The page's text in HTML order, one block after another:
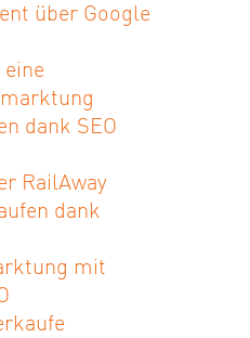
über Google
dank SEO
RailAway
dank
mit